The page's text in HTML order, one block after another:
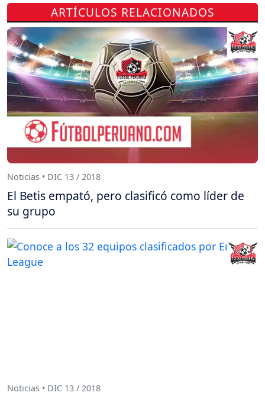
ARTÍCULOS RELACIONADOS
Noticias • DIC 13 / 2018
El Betis empató, pero clasificó como líder de
su grupo
Noticias • DIC 13 / 2018